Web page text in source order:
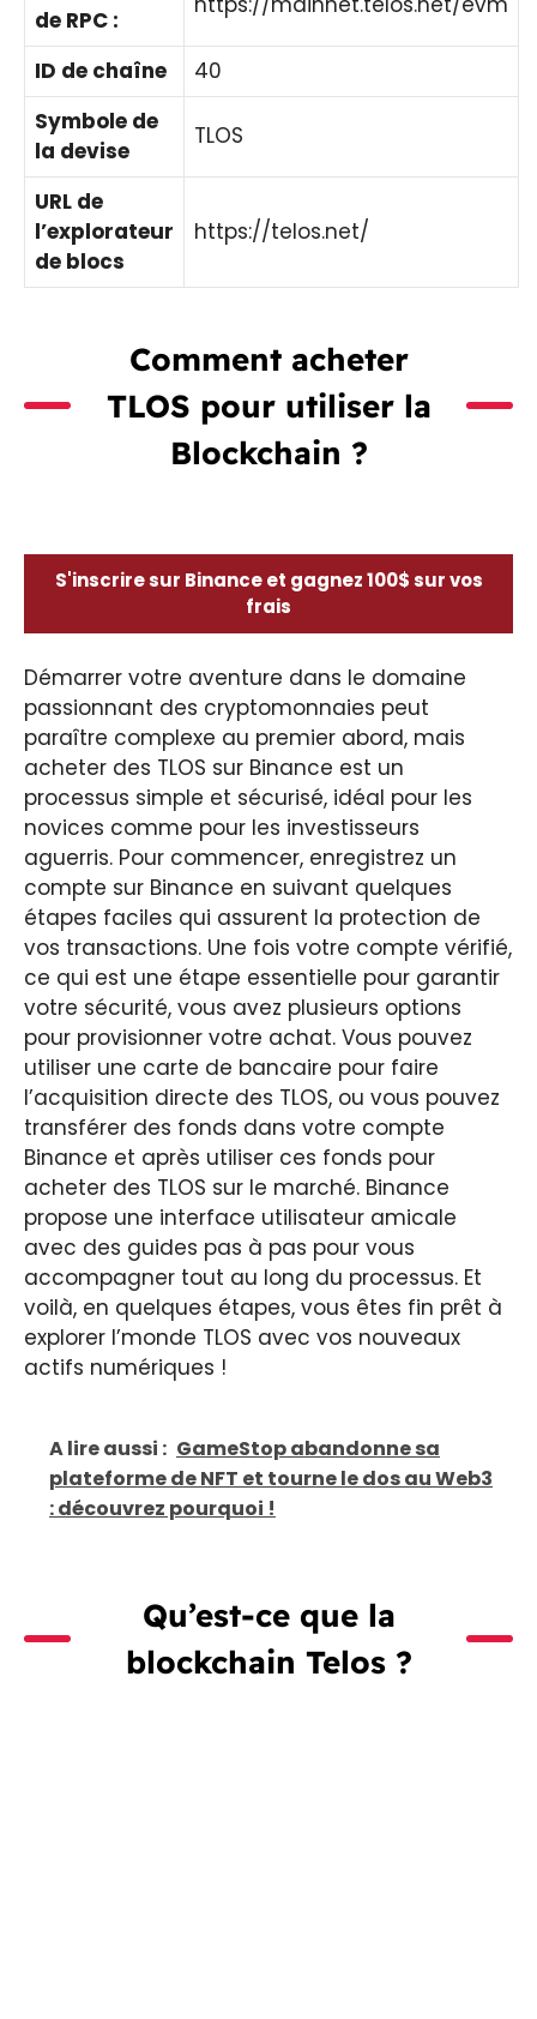
de RPC :
ID de chaîne
40
Symbole de
la devise
TLOS
URL de
l’explorateur
de blocs
https://telos.net/
Comment acheter
TLOS pour utiliser la
Blockchain ?
S'inscrire sur Binance et gagnez 100$ sur vos
frais
Démarrer votre aventure dans le domaine
passionnant des cryptomonnaies peut
paraître complexe au premier abord, mais
acheter des TLOS sur Binance est un
processus simple et sécurisé, idéal pour les
novices comme pour les investisseurs
aguerris. Pour commencer, enregistrez un
compte sur Binance en suivant quelques
étapes faciles qui assurent la protection de
vos transactions. Une fois votre compte vérifié,
ce qui est une étape essentielle pour garantir
votre sécurité, vous avez plusieurs options
pour provisionner votre achat. Vous pouvez
utiliser une carte de bancaire pour faire
l’acquisition directe des TLOS, ou vous pouvez
transférer des fonds dans votre compte
Binance et après utiliser ces fonds pour
acheter des TLOS sur le marché. Binance
propose une interface utilisateur amicale
avec des guides pas à pas pour vous
accompagner tout au long du processus. Et
voilà, en quelques étapes, vous êtes fin prêt à
explorer l’monde TLOS avec vos nouveaux
actifs numériques !
A lire aussi : GameStop abandonne sa
plateforme de NFT et tourne le dos au Web3
: découvrez pourquoi !
Qu’est-ce que la
blockchain Telos ?